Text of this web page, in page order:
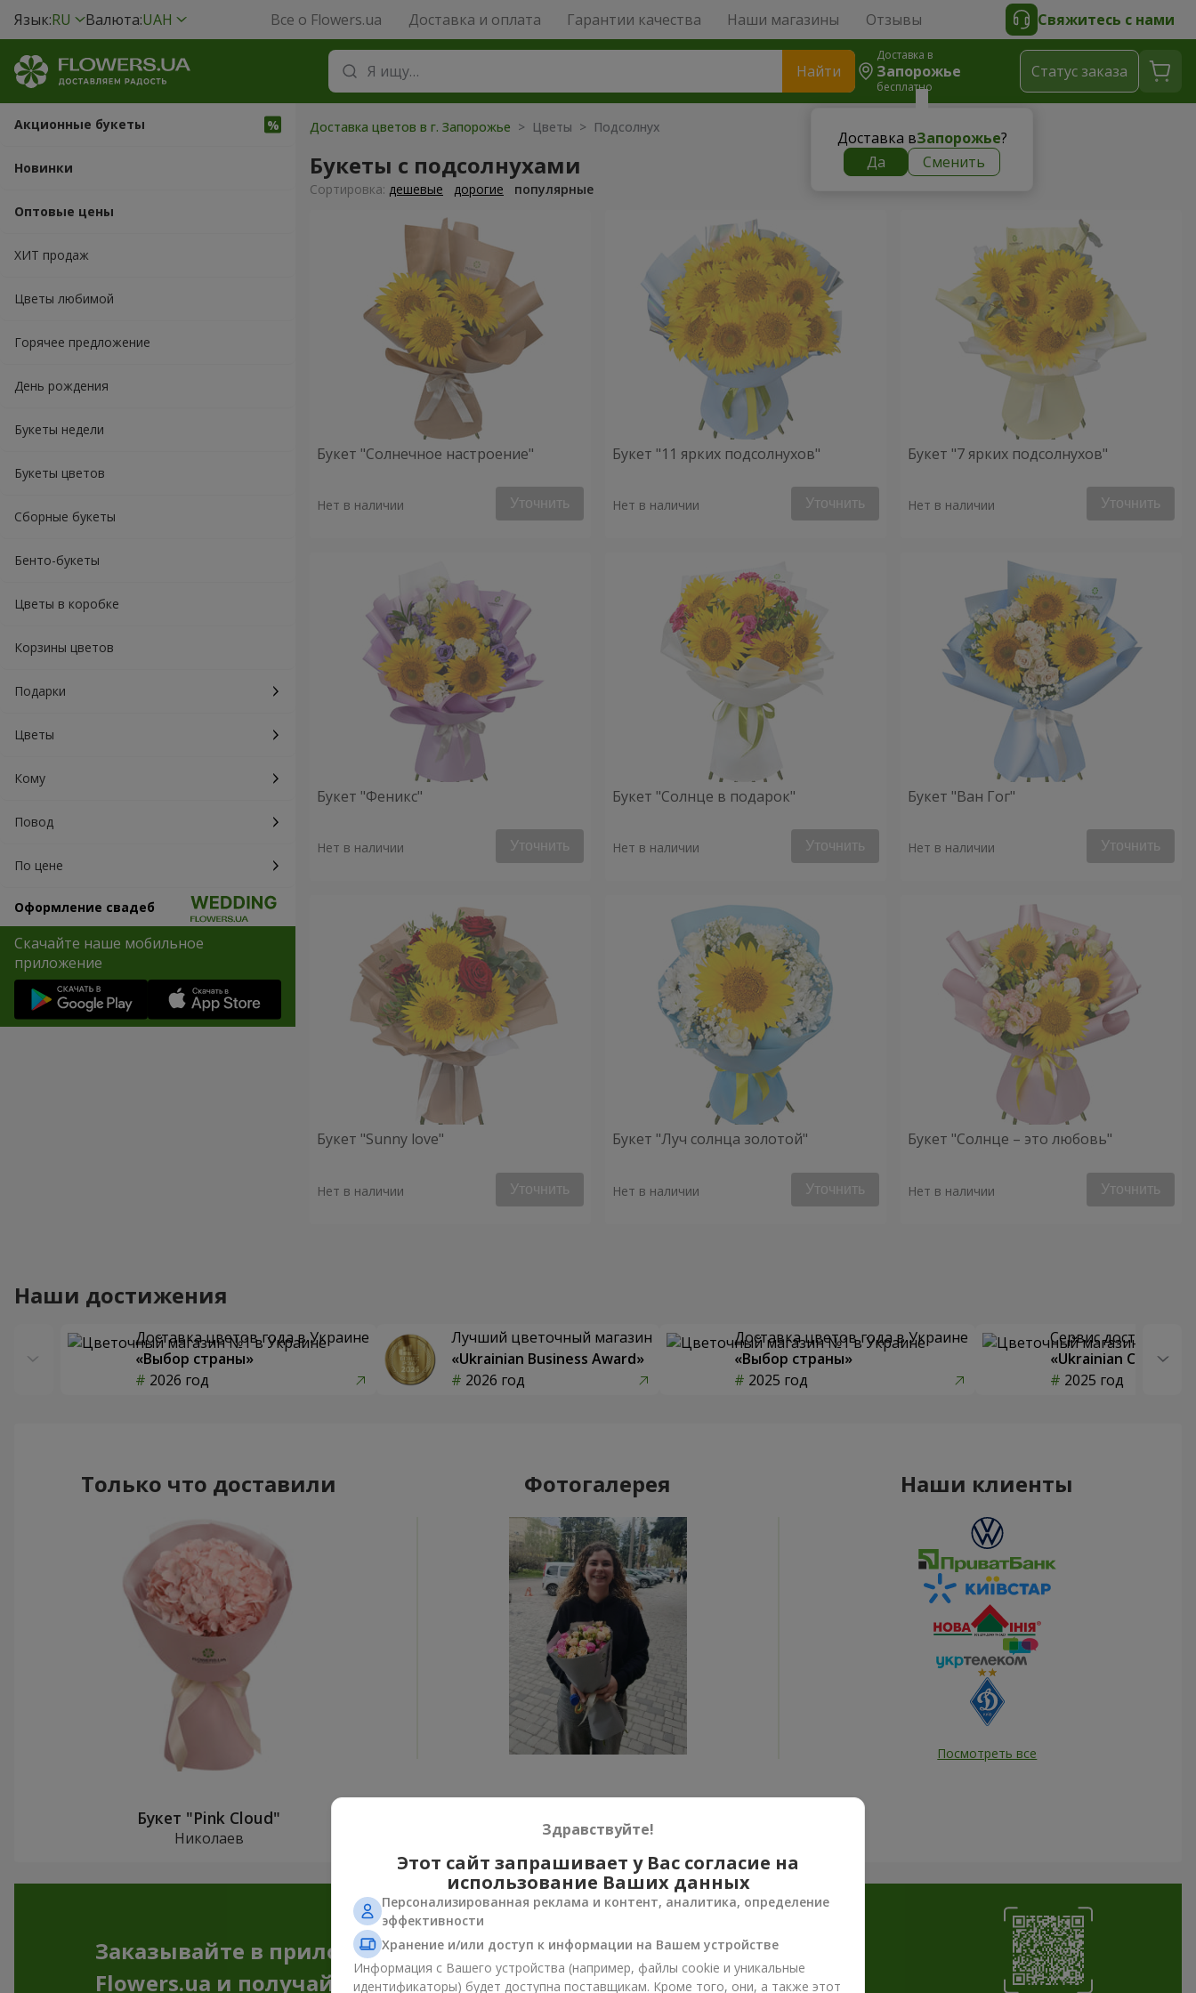
Язык:RU Валюта:UAH Все о Flowers.ua Доставка и оплата Гарантии качества Наши магазины Отзывы Свяжитесь с нами
Найти
Доставка в
Запорожье
бесплатно
Доставка вЗапорожье?
Да
Сменить
Cтатус заказа
Акционные букеты
Новинки
Оптовые цены
ХИТ продаж
Цветы любимой
Горячее предложение
День рождения
Букеты недели
Букеты цветов
Сборные букеты
Бенто-букеты
Цветы в коробке
Корзины цветов
Подарки
Цветы
Кому
Повод
По цене
Оформление свадеб
Скачайте наше мобильное
приложение
Доставка цветов в г. Запорожье > Цветы > Подсолнух
Букеты с подсолнухами
Cортировка: дешевые дорогие популярные
Букет "Солнечное настроение"
Нет в наличии Уточнить
Букет "11 ярких подсолнухов"
Нет в наличии Уточнить
Букет "7 ярких подсолнухов"
Нет в наличии Уточнить
Букет "Феникс"
Нет в наличии Уточнить
Букет "Солнце в подарок"
Нет в наличии Уточнить
Букет "Ван Гог"
Нет в наличии Уточнить
Букет "Sunny love"
Нет в наличии Уточнить
Букет "Луч солнца золотой"
Нет в наличии Уточнить
Букет "Солнце – это любовь"
Нет в наличии Уточнить
Наши достижения
Доставка цветов года в Украине
«Выбор страны»
2026 год
Лучший цветочный магазин
«Ukrainian Business Award»
2026 год
Доставка цветов года в Украине
«Выбор страны»
2025 год
Сервис доставки
«Ukrainian Choice»
2025 год
Только что доставили
Букет "Pink Cloud"
Николаев
Фотогалерея
Все фото доставок
Заказать этот товар
Наши клиенты
Посмотреть все
Заказывайте в приложении
Flowers.ua и получайте бонусы
Здравствуйте!
Этот сайт запрашивает у Вас согласие на
использование Ваших данных
Персонализированная реклама и контент, аналитика, определение
эффективности
Хранение и/или доступ к информации на Вашем устройстве
Информация с Вашего устройства (например, файлы cookie и уникальные
идентификаторы) будет доступна поставщикам. Кроме того, они, а также этот